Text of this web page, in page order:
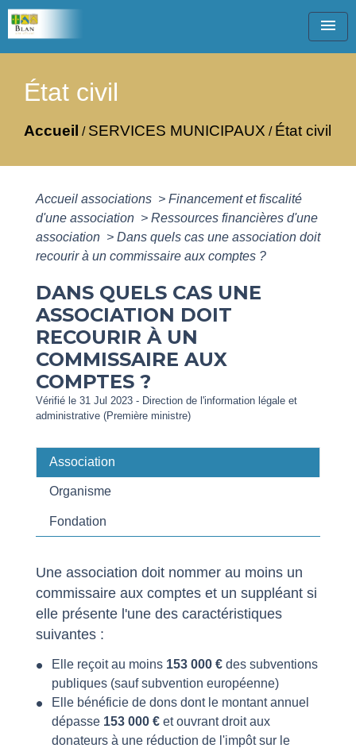
menu
État civil
Accueil / SERVICES MUNICIPAUX / État civil
Accueil associations > Financement et fiscalité
d'une association > Ressources financières d'une
association > Dans quels cas une association doit
recourir à un commissaire aux comptes ?
DANS QUELS CAS UNE
ASSOCIATION DOIT
RECOURIR À UN
COMMISSAIRE AUX
COMPTES ?
Vérifié le 31 Jul 2023 - Direction de l'information légale et
administrative (Première ministre)
Association
Organisme
Fondation
Une association doit nommer au moins un
commissaire aux comptes et un suppléant si
elle présente l'une des caractéristiques
suivantes :
Elle reçoit au moins 153 000 € des subventions
publiques (sauf subvention européenne)
Elle bénéficie de dons dont le montant annuel
dépasse 153 000 € et ouvrant droit aux
donateurs à une réduction de l'impôt sur le